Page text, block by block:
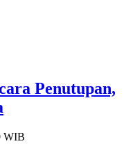
Penutupan,
WIB